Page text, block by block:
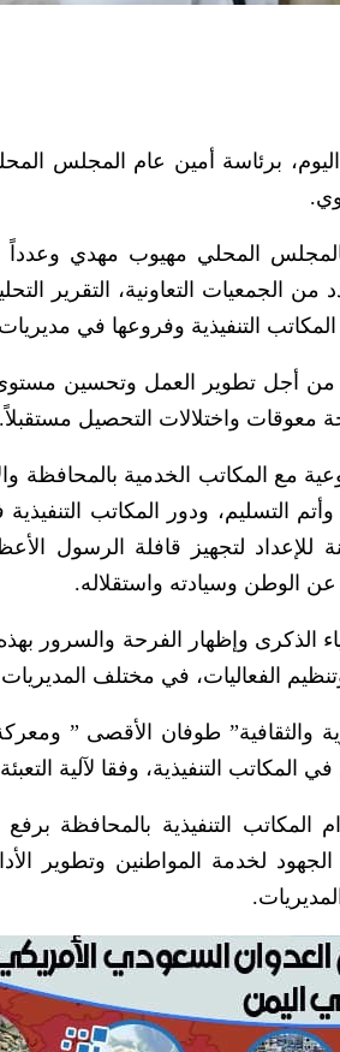
برئاسة أمين عام المجلس
المحلي مهيوب مهدي وعدداً
من الجمعيات التعاونية، التقرير
أجل تطوير العمل وتحسين مستوى
معوقات واختلالات التحصيل مستقبلاً.
مع المكاتب الخدمية بالمحافظة
التسليم، ودور المكاتب
للإعداد لتجهيز قافلة الرسول
الوطن وسيادته واستقلاله.
الذكرى وإظهار الفرحة والسرور بهذه
وتنظيم الفعاليات، في مختلف
طوفان الأقصى ” ومعركة
التنفيذية، وفقا لآلية
التنفيذية بالمحافظة برفع
لخدمة المواطنين وتطوير